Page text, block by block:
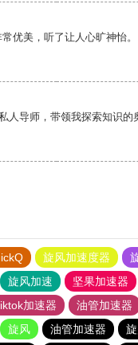
优美，听了让人心旷神怡。
人导师，带领我探索知识的
旋风加速度器
旋风加速 坚果加速器
加速器 油管加速器
旋风 油管加速器